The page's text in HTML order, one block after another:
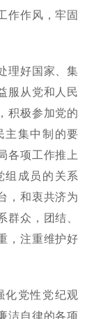
作作风，牢固
理好国家、集
服从党和人民
积极参加党的
主集中制的要
各项工作推上
组成员的关系
，和衷共济为
群众，团结、
，注重维护好
化党性党纪观
洁自律的各项